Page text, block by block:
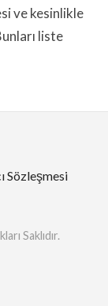
ve kesinlikle
liste
Sözleşmesi
Saklıdır.